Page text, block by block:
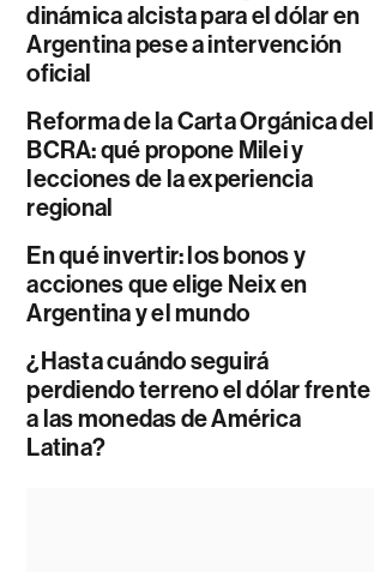
dinámica alcista para el dólar en
Argentina pese a intervención
oficial
Reforma de la Carta Orgánica del
BCRA: qué propone Milei y
lecciones de la experiencia
regional
En qué invertir: los bonos y
acciones que elige Neix en
Argentina y el mundo
¿Hasta cuándo seguirá
perdiendo terreno el dólar frente
a las monedas de América
Latina?